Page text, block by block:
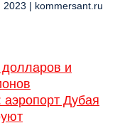
2023 | kommersant.ru
и
аэропорт Дубая